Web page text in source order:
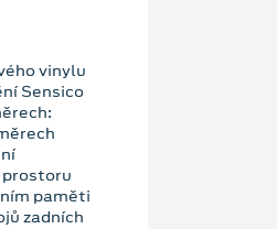
vinylu
Sensico
paměti
zadních